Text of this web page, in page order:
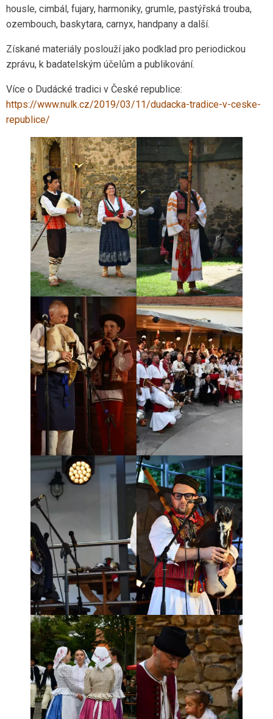
housle, cimbál, fujary, harmoniky, grumle, pastýřská trouba,
ozembouch, baskytara, carnyx, handpany a další.
Získané materiály poslouží jako podklad pro periodickou
zprávu, k badatelským účelům a publikování.
Více o Dudácké tradici v České republice:
https://www.nulk.cz/2019/03/11/dudacka-tradice-v-ceske-
republice/